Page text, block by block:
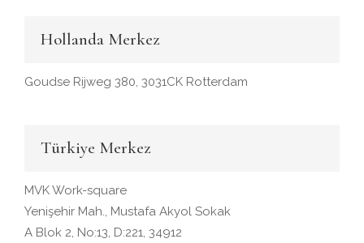
Hollanda Merkez
Goudse Rijweg 380, 3031CK Rotterdam
Türkiye Merkez
MVK Work-square
Yenişehir Mah., Mustafa Akyol Sokak
A Blok 2, No:13, D:221, 34912